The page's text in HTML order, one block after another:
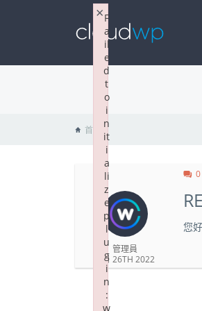
首頁
管理員
9 月 26TH 2022
0
您
F
a
il
e
d
t
o
i
n
it
i
a
li
z
e
p
l
u
g
i
n
:
w
×